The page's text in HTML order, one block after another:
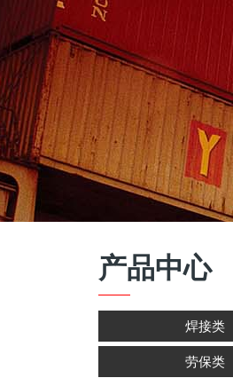
产品中心
焊接类
劳保类